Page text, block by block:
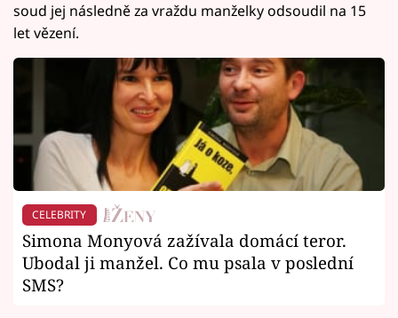
soud jej následně za vraždu manželky odsoudil na 15
let vězení.
CELEBRITY
Simona Monyová zažívala domácí teror.
Ubodal ji manžel. Co mu psala v poslední
SMS?